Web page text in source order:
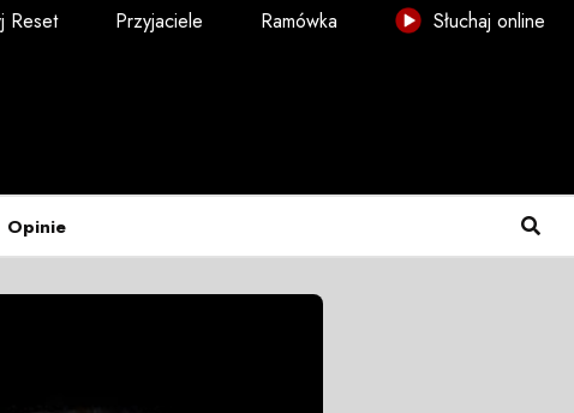
Reset Przyjaciele Ramówka Słuchaj online
Opinie